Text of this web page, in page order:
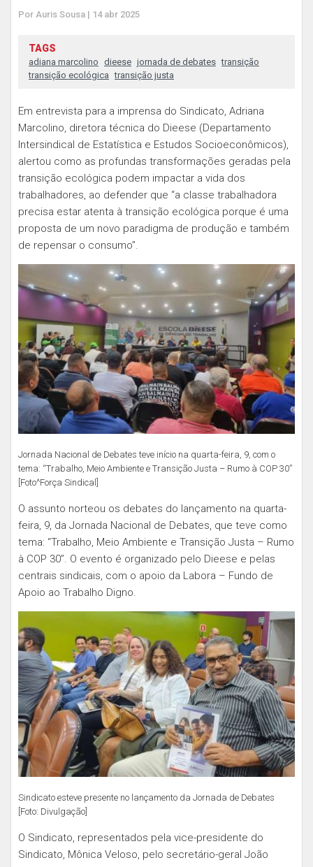
Por Auris Sousa | 14 abr 2025
TAGS
adiana marcolino dieese jornada de debates transição
transição ecológica transição justa
Em entrevista para a imprensa do Sindicato, Adriana
Marcolino, diretora técnica do Dieese (Departamento
Intersindical de Estatística e Estudos Socioeconômicos),
alertou como as profundas transformações geradas pela
transição ecológica podem impactar a vida dos
trabalhadores, ao defender que “a classe trabalhadora
precisa estar atenta à transição ecológica porque é uma
proposta de um novo paradigma de produção e também
de repensar o consumo”.
Jornada Nacional de Debates teve início na quarta-feira, 9, com o
tema: “Trabalho, Meio Ambiente e Transição Justa – Rumo à COP 30”
[Foto^Força Sindical]
O assunto norteou os debates do lançamento na quarta-
feira, 9, da Jornada Nacional de Debates, que teve como
tema: “Trabalho, Meio Ambiente e Transição Justa – Rumo
à COP 30”. O evento é organizado pelo Dieese e pelas
centrais sindicais, com o apoio da Labora – Fundo de
Apoio ao Trabalho Digno.
Sindicato esteve presente no lançamento da Jornada de Debates
[Foto: Divulgação]
O Sindicato, representados pela vice-presidente do
Sindicato, Mônica Veloso, pelo secretário-geral João